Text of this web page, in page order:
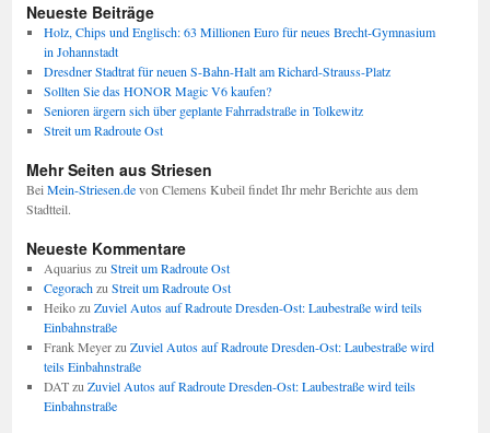
Neueste Beiträge
Holz, Chips und Englisch: 63 Millionen Euro für neues Brecht-Gymnasium
in Johannstadt
Dresdner Stadtrat für neuen S-Bahn-Halt am Richard-Strauss-Platz
Sollten Sie das HONOR Magic V6 kaufen?
Senioren ärgern sich über geplante Fahrradstraße in Tolkewitz
Streit um Radroute Ost
Mehr Seiten aus Striesen
BeiMein-Striesen.devon Clemens Kubeil findet Ihr mehr Berichte aus dem
Stadtteil.
Neueste Kommentare
Aquarius zuStreit um Radroute Ost
CegorachzuStreit um Radroute Ost
HeikozuZuviel Autos auf Radroute Dresden-Ost: Laubestraße wird teils
Einbahnstraße
Frank MeyerzuZuviel Autos auf Radroute Dresden-Ost: Laubestraße wird
teils Einbahnstraße
DATzuZuviel Autos auf Radroute Dresden-Ost: Laubestraße wird teils
Einbahnstraße